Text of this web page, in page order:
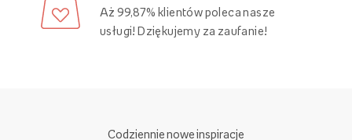
Aż 99,87% klientów poleca nasze
usługi! Dziękujemy za zaufanie!
Codziennie nowe inspiracje